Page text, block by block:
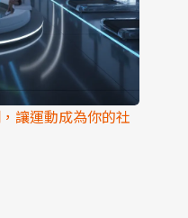
讓運動成為你的社